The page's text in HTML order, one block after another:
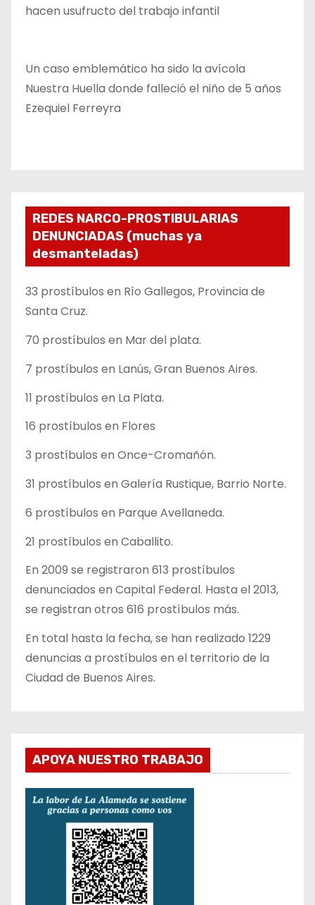
hacen usufructo del trabajo infantil
Un caso emblemático ha sido la avícola
Nuestra Huella donde falleció el niño de 5 años
Ezequiel Ferreyra
REDES NARCO-PROSTIBULARIAS
DENUNCIADAS (muchas ya
desmanteladas)
33 prostíbulos en Río Gallegos, Provincia de
Santa Cruz.
70 prostíbulos en Mar del plata.
7 prostíbulos en Lanús, Gran Buenos Aires.
11 prostíbulos en La Plata.
16 prostíbulos en Flores
3 prostíbulos en Once-Cromañón.
31 prostíbulos en Galería Rustique, Barrio Norte.
6 prostíbulos en Parque Avellaneda.
21 prostíbulos en Caballito.
En 2009 se registraron 613 prostíbulos
denunciados en Capital Federal. Hasta el 2013,
se registran otros 616 prostíbulos más.
En total hasta la fecha, se han realizado 1229
denuncias a prostíbulos en el territorio de la
Ciudad de Buenos Aires.
APOYA NUESTRO TRABAJO